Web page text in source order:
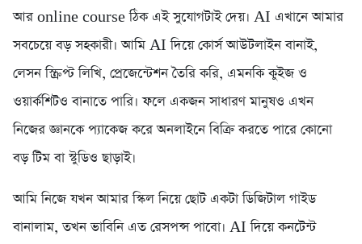
আর online course ঠিক এই সুযোগটাই দেয়। AI এখানে আমার
সবচেয়ে বড় সহকারী। আমি AI দিয়ে কোর্স আউটলাইন বানাই,
লেসন স্ক্রিপ্ট লিখি, প্রেজেন্টেশন তৈরি করি, এমনকি কুইজ ও
ওয়ার্কশিটও বানাতে পারি। ফলে একজন সাধারণ মানুষও এখন
নিজের জ্ঞানকে প্যাকেজ করে অনলাইনে বিক্রি করতে পারে কোনো
বড় টিম বা স্টুডিও ছাড়াই।
আমি নিজে যখন আমার স্কিল নিয়ে ছোট একটা ডিজিটাল গাইড
বানালাম, তখন ভাবিনি এত রেসপন্স পাবো। AI দিয়ে কনটেন্ট